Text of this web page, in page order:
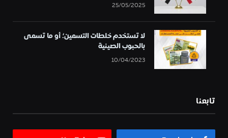
25/05/2025
لا تستخدم خلطات التسمين؛ أو ما تسمى
بالحبوب الصينية
10/04/2023
تابعنا